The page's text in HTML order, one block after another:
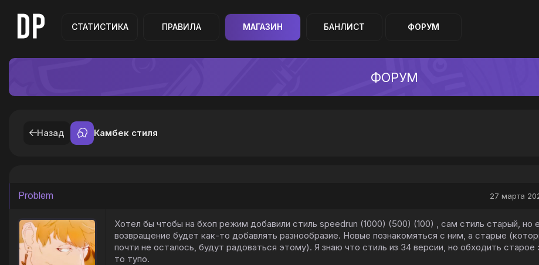
СТАТИСТИКА ПРАВИЛА МАГАЗИН БАНЛИСТ ФОРУМ
ФОРУМ
Назад Камбек стиля
Problem 27 марта
Хотел бы чтобы на бхоп режим добавили стиль speedrun (1000) (500) (100) , сам стиль старый, но
возвращение будет как-то добавлять разнообразие. Новые познакомяться с ним, а старые
почти не осталось, будут радоваться этому). Я знаю что стиль из 34 версии, но обходить старое
то тупо.